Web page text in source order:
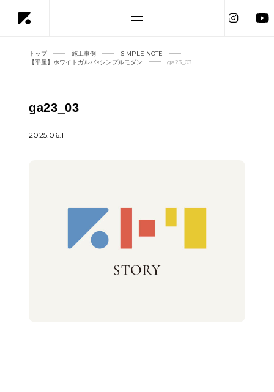
トップ 施工事例
SIMPLE NOTE
【平屋】ホワイトガルバ×シンプルモダン
ga23_03
ga23_03
2025.06.11